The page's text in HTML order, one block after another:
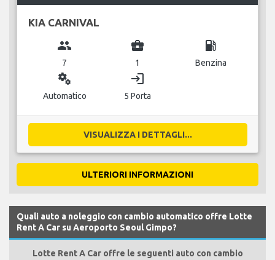
KIA CARNIVAL
group
7
business_center
1
local_gas_station
Benzina
miscellaneous_services
Automatico
login
5 Porta
VISUALIZZA I DETTAGLI...
ULTERIORI INFORMAZIONI
Quali auto a noleggio con cambio automatico offre Lotte
Rent A Car su Aeroporto Seoul Gimpo?
Lotte Rent A Car offre le seguenti auto con cambio